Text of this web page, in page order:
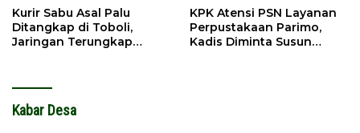
Kurir Sabu Asal Palu
Ditangkap di Toboli,
Jaringan Terungkap
KPK Atensi PSN Layanan
Perpustakaan Parimo,
Kadis Diminta Susun
Kabar Desa